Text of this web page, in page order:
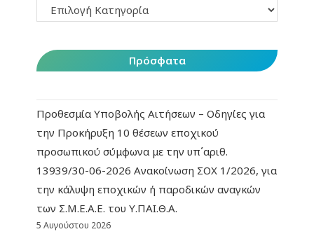
Πρόσφατα
Προθεσμία Υποβολής Αιτήσεων – Οδηγίες για
την Προκήρυξη 10 θέσεων εποχικού
προσωπικού σύμφωνα με την υπ΄αριθ.
13939/30-06-2026 Ανακοίνωση ΣΟΧ 1/2026, για
την κάλυψη εποχικών ή παροδικών αναγκών
των Σ.Μ.Ε.Α.Ε. του Υ.ΠΑΙ.Θ.Α.
5 Αυγούστου 2026